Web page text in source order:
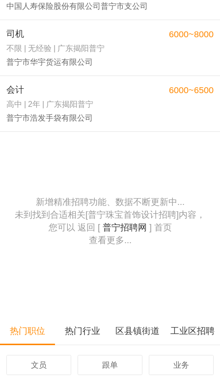
中国人寿保险股份有限公司普宁市支公司
司机
不限 | 无经验 | 广东揭阳普宁
普宁市华宇货运有限公司
6000~8000
会计
高中 | 2年 | 广东揭阳普宁
普宁市浩发手袋有限公司
6000~6500
新增精准招聘功能、数据不断更新中...
未到找到合适相关[普宁珠宝首饰设计招聘]内容，
您可以 返回 [ 普宁招聘网 ] 首页
查看更多...
热门职位 热门行业 区县镇街道 工业区招聘
文员 跟单 业务